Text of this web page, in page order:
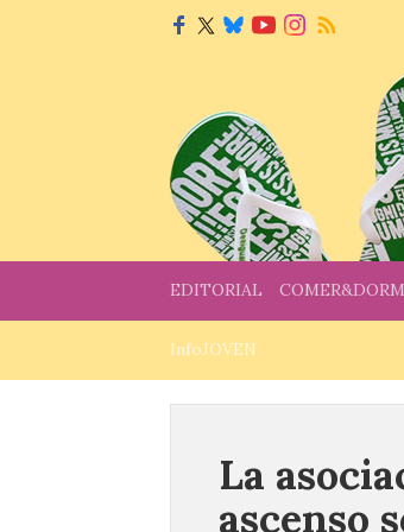
EDITORIAL
InfoJOVEN
La
ascenso